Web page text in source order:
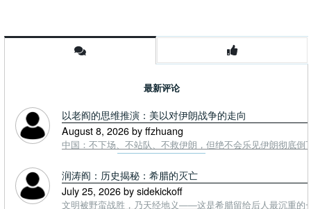
最新评论
以老阎的思维推演：美以对伊朗战争的走向
August 8, 2026 by ffzhuang
中国：不下场、不站队、不救伊朗，但绝不会乐见伊朗彻底
润涛阎：历史揭秘：希腊的灭亡
July 25, 2026 by sidekickoff
文明被野蛮战胜，乃天经地义——这是希腊留给后人最沉重的